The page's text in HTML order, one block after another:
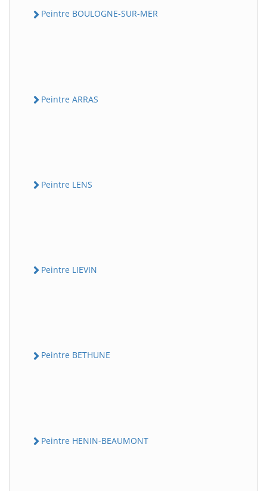
Peintre BOULOGNE-SUR-MER
Peintre ARRAS
Peintre LENS
Peintre LIEVIN
Peintre BETHUNE
Peintre HENIN-BEAUMONT